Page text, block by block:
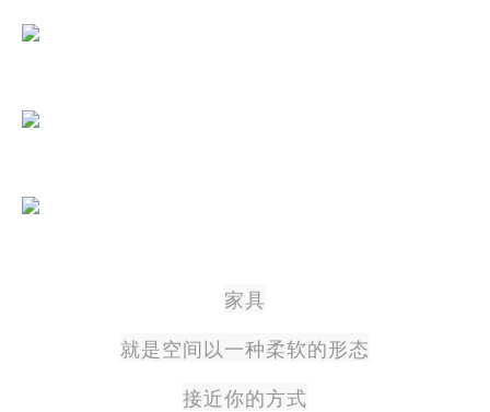
家具
就是空间以一种柔软的形态
接近你的方式